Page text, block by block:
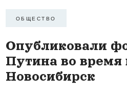
ОБЩЕСТВО
Опубликовали
Путина во время
Новосибирск